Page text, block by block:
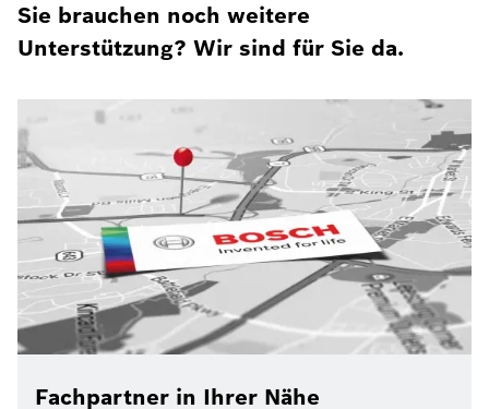
Sie brauchen noch weitere
Unterstützung? Wir sind für Sie da.
Fachpartner in Ihrer Nähe